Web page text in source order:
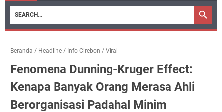
Beranda / Headline / Info Cirebon / Viral
Fenomena Dunning-Kruger Effect:
Kenapa Banyak Orang Merasa Ahli
Berorganisasi Padahal Minim